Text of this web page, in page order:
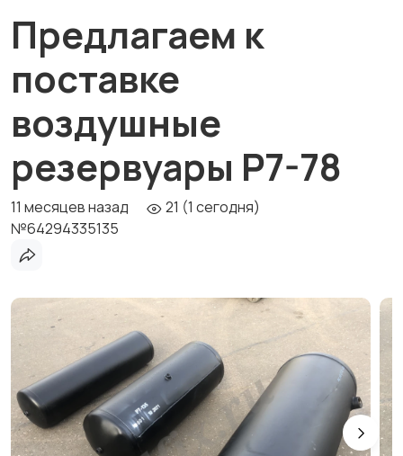
Предлагаем к
поставке
воздушные
резервуары Р7-78
11 месяцев назад
21 (1 сегодня)
№64294335135